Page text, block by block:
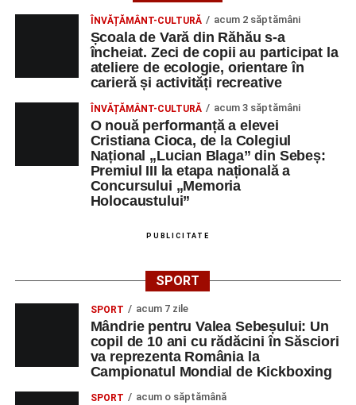
ÎNVĂȚĂMÂNT-CULTURĂ acum 2 săptămâni
Școala de Vară din Răhău s-a
încheiat. Zeci de copii au participat la
ateliere de ecologie, orientare în
carieră și activități recreative
ÎNVĂȚĂMÂNT-CULTURĂ acum 3 săptămâni
O nouă performanță a elevei
Cristiana Cioca, de la Colegiul
Național „Lucian Blaga” din Sebeș:
Premiul III la etapa națională a
Concursului „Memoria
Holocaustului”
PUBLICITATE
SPORT
SPORT acum 7 zile
Mândrie pentru Valea Sebeșului: Un
copil de 10 ani cu rădăcini în Săsciori
va reprezenta România la
Campionatul Mondial de Kickboxing
SPORT acum o săptămână